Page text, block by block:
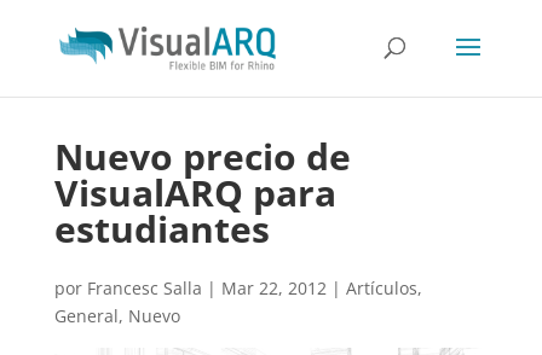
Nuevo precio de
VisualARQ para
estudiantes
por Francesc Salla | Mar 22, 2012| Artículos,
General, Nuevo